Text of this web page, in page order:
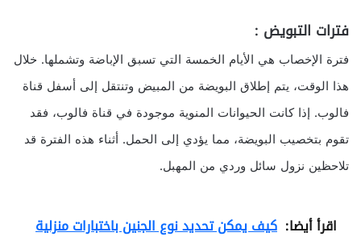
فترات التبويض :
فترة الإخصاب هي الأيام الخمسة التي تسبق الإباضة وتشملها. خلال
هذا الوقت، يتم إطلاق البويضة من المبيض وتنتقل إلى أسفل قناة
فالوب. إذا كانت الحيوانات المنوية موجودة في قناة فالوب، فقد
تقوم بتخصيب البويضة، مما يؤدي إلى الحمل. أثناء هذه الفترة قد
تلاحظين نزول سائل وردي من المهبل.
اقرأ أيضا: كيف يمكن تحديد نوع الجنين باختبارات منزلية